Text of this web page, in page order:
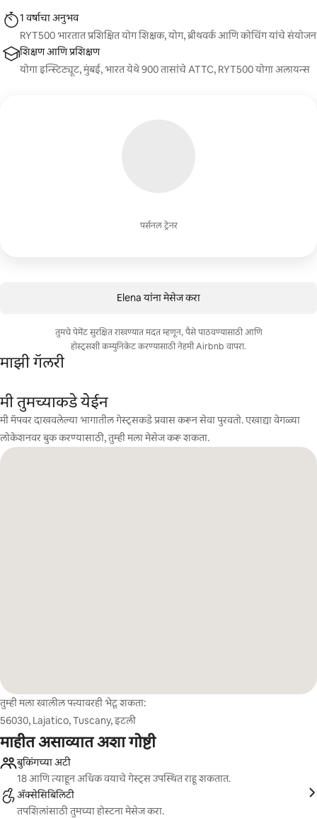
पर्सनल ट्रेनर
1 वर्षाचा अनुभव
RYT500 भारतात प्रशिक्षित योग शिक्षक, योग, ब्रीथवर्क आणि कोचिंग यांचे संयोजन
शिक्षण आणि प्रशिक्षण
योगा इन्स्टिट्यूट, मुंबई, भारत येथे 900 तासांचे ATTC, RYT500 योगा अलायन्स
Elena यांना मेसेज करा
तुमचे पेमेंट सुरक्षित राखण्यात मदत म्हणून, पैसे पाठवण्यासाठी आणि
होस्ट्सशी कम्युनिकेट करण्यासाठी नेहमी Airbnb वापरा.
माझी गॅलरी
मी तुमच्याकडे येईन
मी मॅपवर दाखवलेल्या भागातील गेस्ट्सकडे प्रवास करून सेवा पुरवतो. एखाद्या वेगळ्या
लोकेशनवर बुक करण्यासाठी, तुम्ही मला मेसेज करू शकता.
तुम्ही मला खालील पत्त्यावरही भेटू शकता:
56030, Lajatico, Tuscany, इटली
माहीत असाव्यात अशा गोष्टी
बुकिंगच्या अटी
18 आणि त्याहून अधिक वयाचे गेस्ट्स उपस्थित राहू शकतात.
ॲक्सेसिबिलिटी
तपशिलांसाठी तुमच्या होस्टना मेसेज करा.